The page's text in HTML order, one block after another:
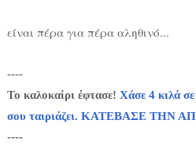
είναι πέρα για πέρα αληθινό...
----
Το καλοκαίρι έφτασε! Χάσε 4 κιλά
σου ταιριάζει. ΚΑΤΕΒΑΣΕ ΤΗΝ
----